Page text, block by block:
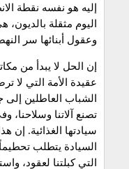
إليه هو نفسه نقطة
اليوم مثقلة بالديون،
وعقول أبنائها سر
إن الحل لا يبدأ من
عقيدة الأمة التي لا
الشباب العاطلين
تصنع آلاتنا
سيادتها الغذائية. إن
السيادة يتطلب
التي كبلتنا لعقود،